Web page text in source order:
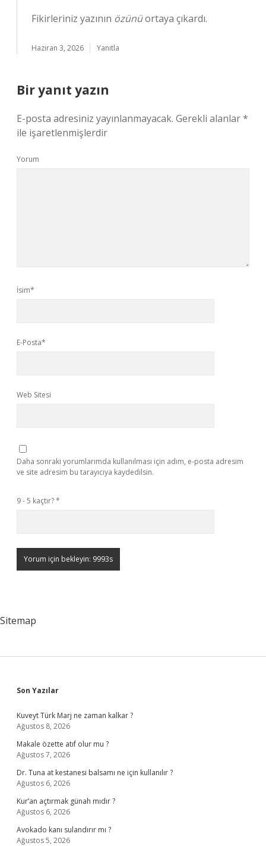
Fikirleriniz yazının özünüortaya çıkardı.
Haziran 3, 2026 Yanıtla
Bir yanıt yazın
E-posta adresiniz yayınlanmayacak. Gerekli alanlar*
ile işaretlenmişlerdir
Yorum
İsim*
E-Posta*
Web Sitesi
Daha sonraki yorumlarımda kullanılması için adım, e-posta adresim
ve site adresim bu tarayıcıya kaydedilsin.
9 - 5 kaçtır?*
Sitemap
Sidebar
Son Yazılar
Kuveyt Türk Marj ne zaman kalkar ?
Ağustos 8, 2026
Makale özette atıf olur mu ?
Ağustos 7, 2026
Dr. Tuna at kestanesi balsamı ne için kullanılır ?
Ağustos 6, 2026
Kur’an açtırmak günah mıdır ?
Ağustos 6, 2026
Avokado kanı sulandırır mı ?
Ağustos 5, 2026